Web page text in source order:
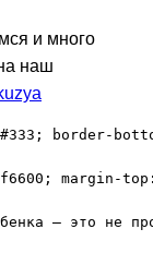
и много
наш
border-bottom:
margin-top:
— это не